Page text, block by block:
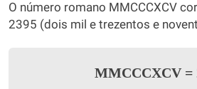
O número romano MMCCCXCV
2395 (dois mil e trezentos e
MMCCCXCV =